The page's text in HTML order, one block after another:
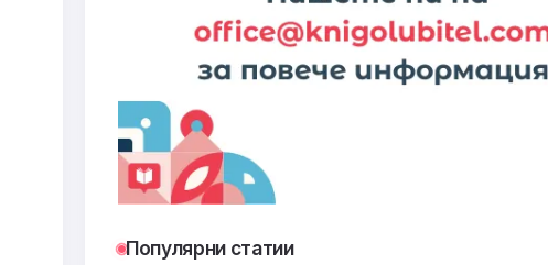
Популярни статии